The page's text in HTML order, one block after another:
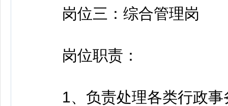
岗位三：综合管理岗
岗位职责：
1、负责处理各类行政事